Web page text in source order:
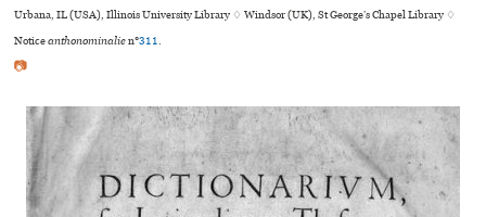
Urbana, IL (USA), Illinois University Library ♢ Windsor (UK), St George’s Chapel Library ♢
Noticeanthonominalien°311.
📷